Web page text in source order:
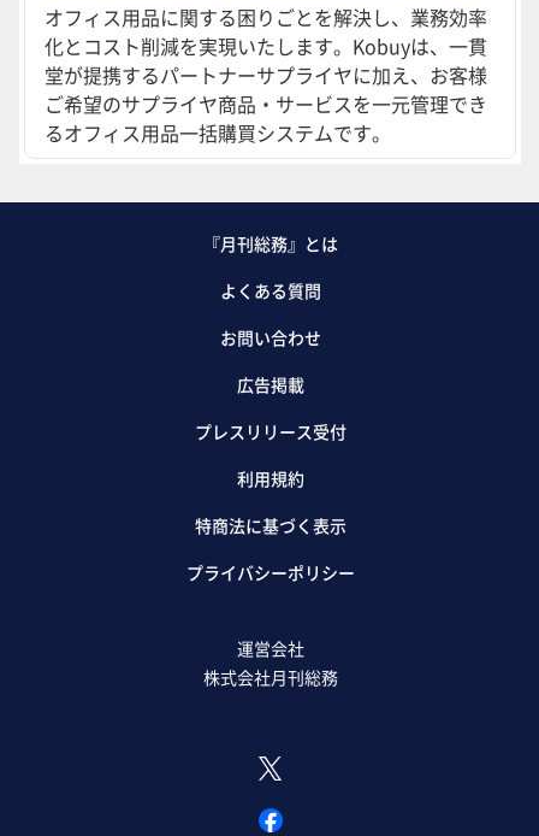
オフィス用品に関する困りごとを解決し、業務効率
化とコスト削減を実現いたします。Kobuyは、一貫
堂が提携するパートナーサプライヤに加え、お客様
ご希望のサプライヤ商品・サービスを一元管理でき
るオフィス用品一括購買システムです。
『月刊総務』とは
よくある質問
お問い合わせ
広告掲載
プレスリリース受付
利用規約
特商法に基づく表示
プライバシーポリシー
運営会社
株式会社月刊総務